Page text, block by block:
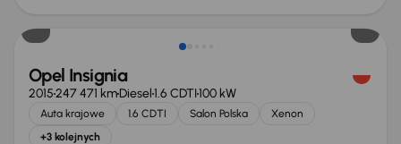
Opel Insignia
2015247 471 kmDiesel1.6 CDTI100 kW
Auta krajowe 1.6 CDTI Salon Polska
Xenon
+3 kolejnych